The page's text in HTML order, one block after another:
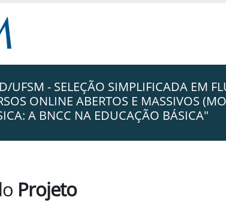
UFSM - SELEÇÃO SIMPLIFICADA EM
ONLINE ABERTOS E MASSIVOS
A BNCC NA EDUCAÇÃO BÁSICA"
Projeto